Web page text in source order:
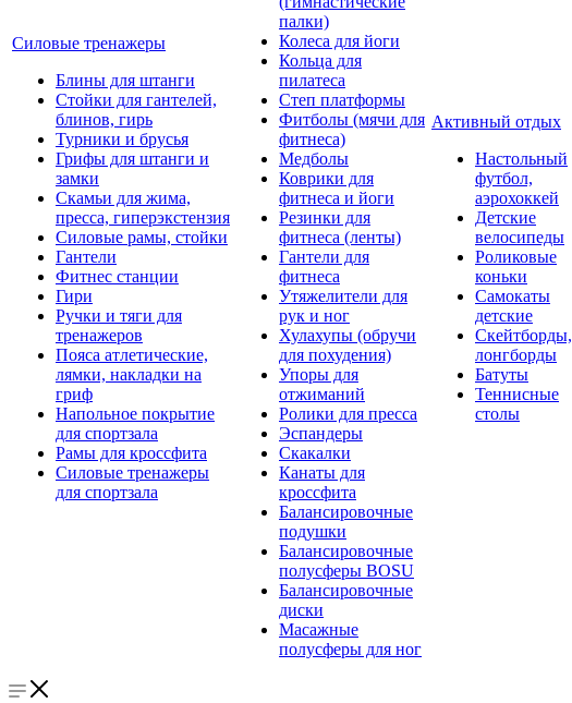
Силовые тренажеры
Блины для штанги
Стойки для гантелей,
блинов, гирь
Турники и брусья
Грифы для штанги и
замки
Скамьи для жима,
пресса, гиперэкстензия
Силовые рамы, стойки
Гантели
Фитнес станции
Гири
Ручки и тяги для
тренажеров
Пояса атлетические,
лямки, накладки на
гриф
Напольное покрытие
для спортзала
Рамы для кроссфита
Силовые тренажеры
для спортзала
палки)
Колеса для йоги
Кольца для
пилатеса
Степ платформы
Фитболы (мячи для
фитнеса)
Медболы
Коврики для
фитнеса и йоги
Резинки для
фитнеса (ленты)
Гантели для
фитнеса
Утяжелители для
рук и ног
Хулахупы (обручи
для похудения)
Упоры для
отжиманий
Ролики для пресса
Эспандеры
Скакалки
Канаты для
кроссфита
Балансировочные
подушки
Балансировочные
полусферы BOSU
Балансировочные
диски
Масажные
полусферы для ног
Активный отдых
Настольный
футбол,
аэрохоккей
Детские
велосипеды
Роликовые
коньки
Самокаты
детские
Скейтборды,
лонгборды
Батуты
Теннисные
столы